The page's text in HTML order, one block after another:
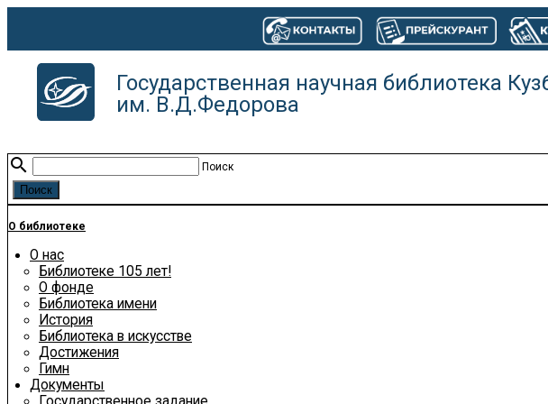
Государственная научная библиотека
им. В.Д.Федорова
search Поиск
О библиотеке
О нас
Библиотеке 105 лет!
О фонде
Библиотека имени
История
Библиотека в искусстве
Достижения
Гимн
Документы